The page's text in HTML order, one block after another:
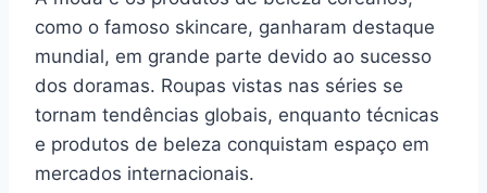
como o famoso skincare, ganharam destaque
mundial, em grande parte devido ao sucesso
dos doramas. Roupas vistas nas séries se
tornam tendências globais, enquanto técnicas
e produtos de beleza conquistam espaço em
mercados internacionais.